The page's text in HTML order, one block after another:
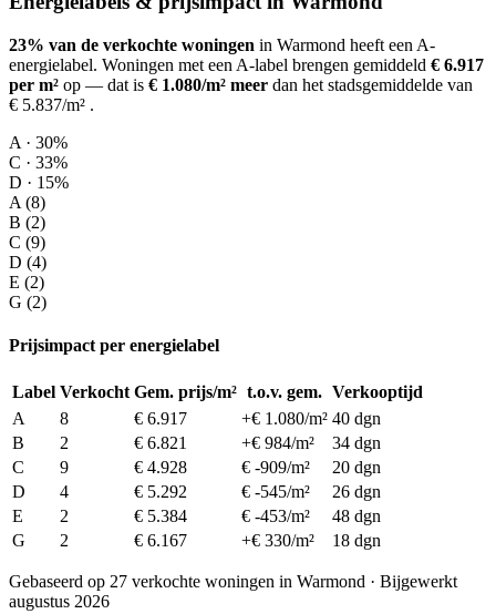
23% van de verkochte woningen in Warmond heeft een A-
energielabel. Woningen met een A-label brengen gemiddeld € 6.917
per m² op — dat is € 1.080/m² meer dan het stadsgemiddelde van
€ 5.837/m² .
A · 30%
C · 33%
D · 15%
A (8)
B (2)
C (9)
D (4)
E (2)
G (2)
Prijsimpact per energielabel
Label Verkocht Gem. prijs/m² t.o.v. gem. Verkooptijd
A
8 € 6.917 +€ 1.080/m² 40 dgn
B
2 € 6.821 +€ 984/m²
34 dgn
C
9 € 4.928 € -909/m²
20 dgn
D
4 € 5.292 € -545/m²
26 dgn
E
2 € 5.384 € -453/m²
48 dgn
G
2 € 6.167 +€ 330/m² 18 dgn
Gebaseerd op 27 verkochte woningen in Warmond · Bijgewerkt
augustus 2026